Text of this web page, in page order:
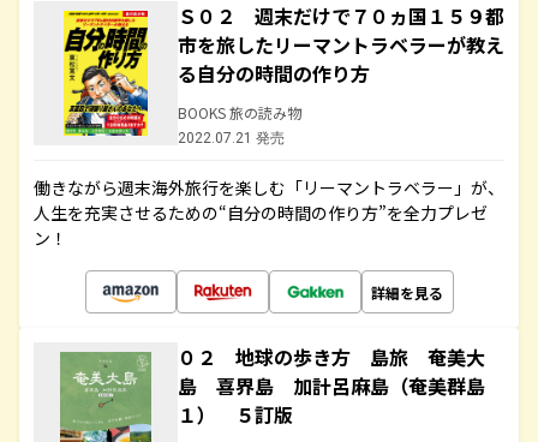
Ｓ０２ 週末だけで７０ヵ国１５９都
市を旅したリーマントラベラーが教え
る自分の時間の作り方
BOOKS 旅の読み物
2022.07.21 発売
働きながら週末海外旅行を楽しむ「リーマントラベラー」が、
人生を充実させるための“自分の時間の作り方”を全力プレゼ
ン！
詳細を見る
０２ 地球の歩き方 島旅 奄美大
島 喜界島 加計呂麻島（奄美群島
１） ５訂版